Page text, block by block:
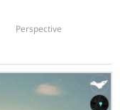
Perspective